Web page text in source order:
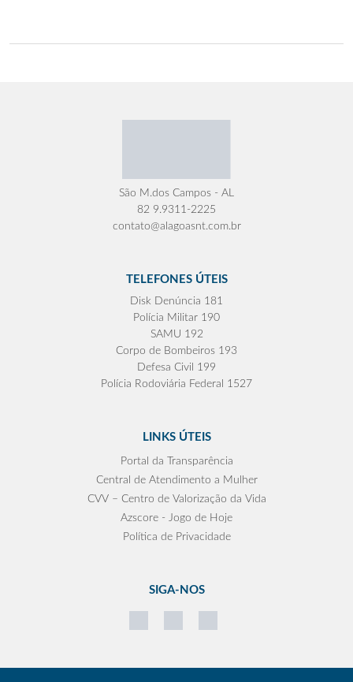
São M.dos Campos - AL
82 9.9311-2225
contato@alagoasnt.com.br
TELEFONES ÚTEIS
Disk Denúncia 181
Polícia Militar 190
SAMU 192
Corpo de Bombeiros 193
Defesa Civil 199
Polícia Rodoviária Federal 1527
LINKS ÚTEIS
Portal da Transparência
Central de Atendimento a Mulher
CVV – Centro de Valorização da Vida
Azscore - Jogo de Hoje
Política de Privacidade
SIGA-NOS